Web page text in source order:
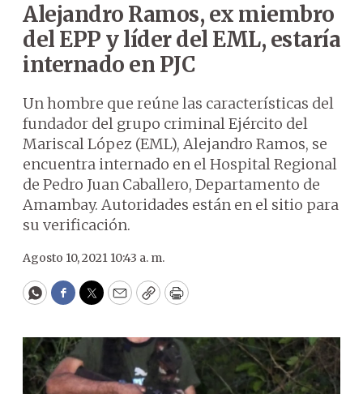
Alejandro Ramos, ex miembro
del EPP y líder del EML, estaría
internado en PJC
Un hombre que reúne las características del
fundador del grupo criminal Ejército del
Mariscal López (EML), Alejandro Ramos, se
encuentra internado en el Hospital Regional
de Pedro Juan Caballero, Departamento de
Amambay. Autoridades están en el sitio para
su verificación.
Agosto 10, 2021 10:43 a. m.
WhatsApp
Facebook
Twitter
EmailCopyPrint